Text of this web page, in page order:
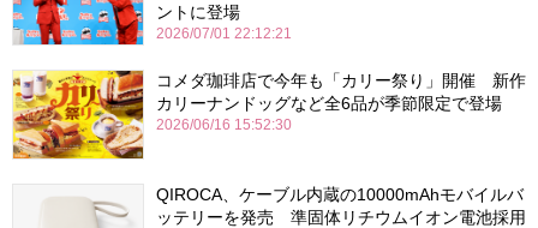
ントに登場
2026/07/01 22:12:21
コメダ珈琲店で今年も「カリー祭り」開催 新作
カリーナンドッグなど全6品が季節限定で登場
2026/06/16 15:52:30
QIROCA、ケーブル内蔵の10000mAhモバイルバ
ッテリーを発売 準固体リチウムイオン電池採用